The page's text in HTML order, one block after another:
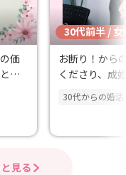
価
成
30代前半 / 女
お断り！から
くださり、成
30代からの婚活
見る